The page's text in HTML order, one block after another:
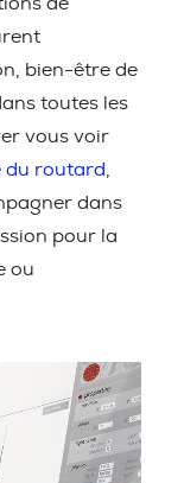
bien-être de
toutes les
vous voir
du routard
dans
pour la
ou